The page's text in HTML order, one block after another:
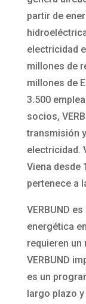
partir de
electricidad
millones de
millones de
3.500
socios,
transmisión
electricidad.
Viena desde
pertenece a
VERBUND
energética
requieren un
VERBUND
es un
largo plazo